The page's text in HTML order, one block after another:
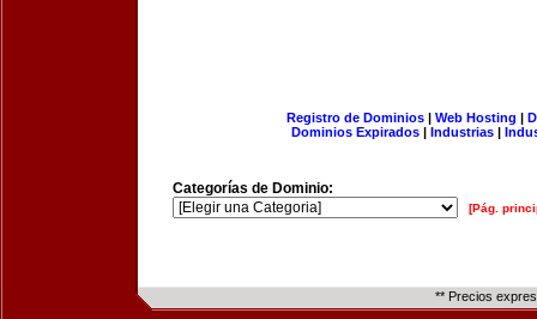
Registro de Dominios| Web Hosting |
Dominios Expirados | Industrias |
Categorías de Dominio:
[Pág.
** Precios